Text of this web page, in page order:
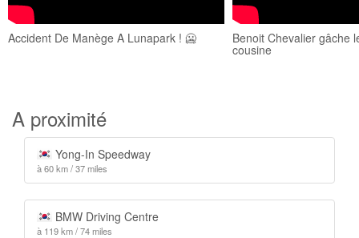
Accident De Manège A Lunapark ! 🥶 Benoit Chevalier gâche
cousine
A proximité
Yong-In Speedway
à 60 km / 37 miles
BMW Driving Centre
à 119 km / 74 miles